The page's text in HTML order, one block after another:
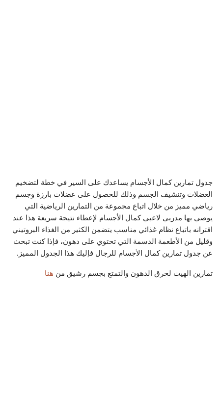
جدول تمارين كمال الأجسام يساعدك على السير في خطة لتضخيم
العضلات وتنشيف الجسم وذلك للحصول على عضلات بارزة وجسم
رياضي مميز من خلال اتباع مجموعة من التمارين الرياضية التي
يوصي بها مدربي لاعبي كمال الأجسام لإعطاء نتيجة سريعة هذا عند
اقترانه باتباع نظام غذائي مناسب يتضمن الكثير من الغذاء البروتيني
وقليل من الأطعمة الدسمة التي تحتوي على دهون، فإذا كنت تبحث
عن جدول تمارين كمال الأجسام للرجال فإليك هذا الجدول المميز.
تمارين الهيت لحرق الدهون والتمتع بجسم رشيق من هنا